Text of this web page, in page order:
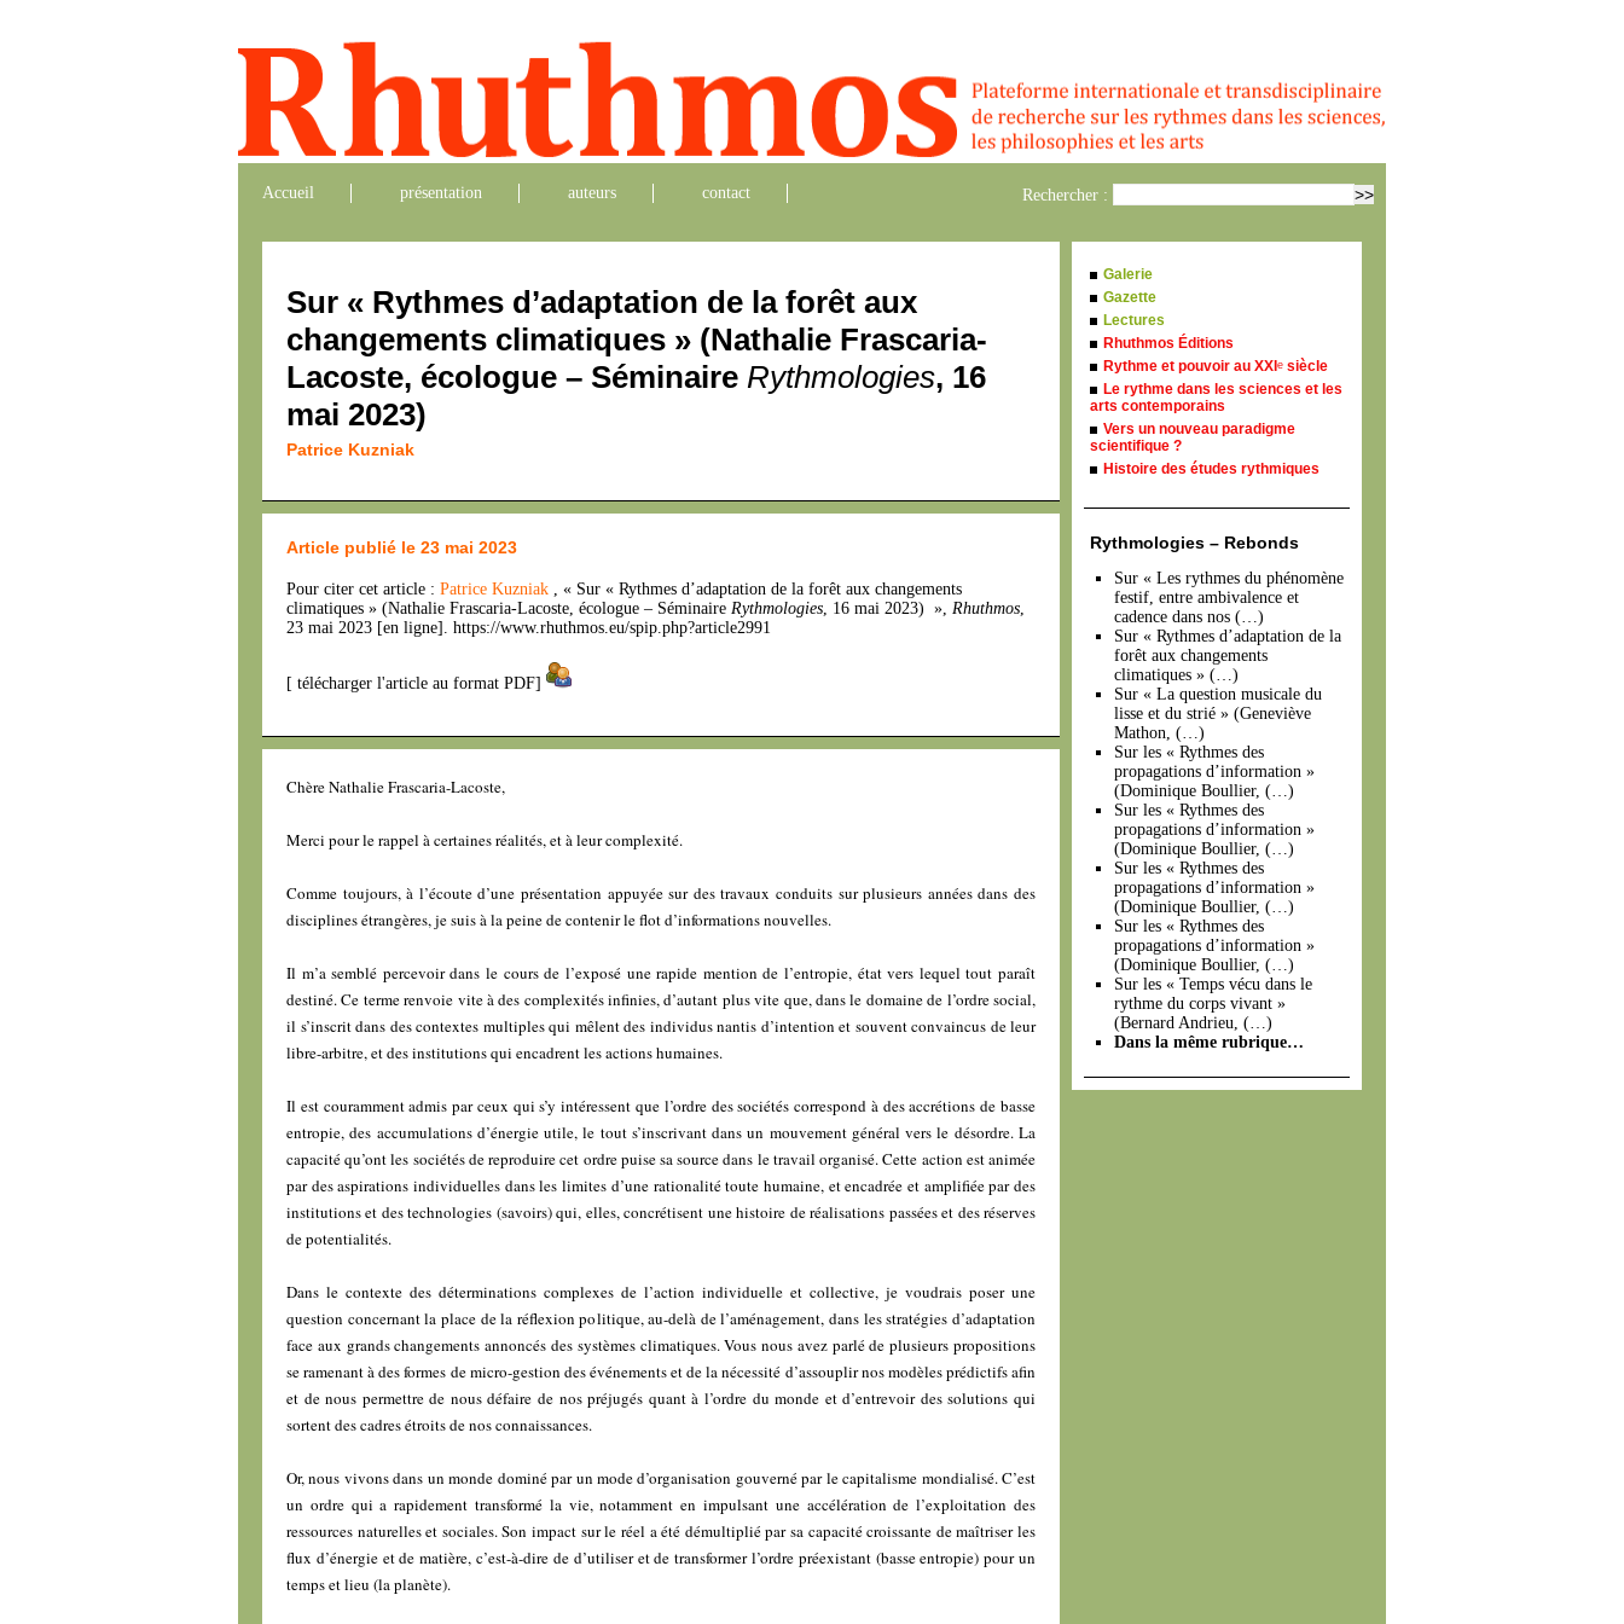
Accueil présentation auteurs contact Rechercher :
Sur « Rythmes d’adaptation de la forêt aux
changements climatiques » (Nathalie Frascaria-
Lacoste, écologue – Séminaire Rythmologies, 16
mai 2023)
Patrice Kuzniak
Article publié le 23 mai 2023
Pour citer cet article : Patrice Kuzniak , « Sur « Rythmes d’adaptation de la forêt aux changements
climatiques » (Nathalie Frascaria-Lacoste, écologue – Séminaire Rythmologies, 16 mai 2023) », Rhuthmos,
23 mai 2023 [en ligne]. https://www.rhuthmos.eu/spip.php?article2991
[ télécharger l'article au format PDF]
Chère Nathalie Frascaria-Lacoste,
Merci pour le rappel à certaines réalités, et à leur complexité.
Comme toujours, à l’écoute d’une présentation appuyée sur des travaux conduits sur plusieurs années dans des
disciplines étrangères, je suis à la peine de contenir le flot d’informations nouvelles.
Il m’a semblé percevoir dans le cours de l’exposé une rapide mention de l’entropie, état vers lequel tout paraît
destiné. Ce terme renvoie vite à des complexités infinies, d’autant plus vite que, dans le domaine de l’ordre social,
il s’inscrit dans des contextes multiples qui mêlent des individus nantis d’intention et souvent convaincus de leur
libre-arbitre, et des institutions qui encadrent les actions humaines.
Il est couramment admis par ceux qui s’y intéressent que l’ordre des sociétés correspond à des accrétions de basse
entropie, des accumulations d’énergie utile, le tout s’inscrivant dans un mouvement général vers le désordre. La
capacité qu’ont les sociétés de reproduire cet ordre puise sa source dans le travail organisé. Cette action est animée
par des aspirations individuelles dans les limites d’une rationalité toute humaine, et encadrée et amplifiée par des
institutions et des technologies (savoirs) qui, elles, concrétisent une histoire de réalisations passées et des réserves
de potentialités.
Dans le contexte des déterminations complexes de l’action individuelle et collective, je voudrais poser une
question concernant la place de la réflexion politique, au-delà de l’aménagement, dans les stratégies d’adaptation
face aux grands changements annoncés des systèmes climatiques. Vous nous avez parlé de plusieurs propositions
se ramenant à des formes de micro-gestion des événements et de la nécessité d’assouplir nos modèles prédictifs afin
et de nous permettre de nous défaire de nos préjugés quant à l’ordre du monde et d’entrevoir des solutions qui
sortent des cadres étroits de nos connaissances.
Or, nous vivons dans un monde dominé par un mode d’organisation gouverné par le capitalisme mondialisé. C’est
un ordre qui a rapidement transformé la vie, notamment en impulsant une accélération de l’exploitation des
ressources naturelles et sociales. Son impact sur le réel a été démultiplié par sa capacité croissante de maîtriser les
flux d’énergie et de matière, c’est-à-dire de d’utiliser et de transformer l’ordre préexistant (basse entropie) pour un
temps et lieu (la planète).
Galerie
Gazette
Lectures
Rhuthmos Éditions
Rythme et pouvoir au XXI e siècle
Le rythme dans les sciences et les
arts contemporains
Vers un nouveau paradigme
scientifique ?
Histoire des études rythmiques
Rythmologies – Rebonds
Sur « Les rythmes du phénomène
festif, entre ambivalence et
cadence dans nos (…)
Sur « Rythmes d’adaptation de la
forêt aux changements
climatiques » (…)
Sur « La question musicale du
lisse et du strié » (Geneviève
Mathon, (…)
Sur les « Rythmes des
propagations d’information »
(Dominique Boullier, (…)
Sur les « Rythmes des
propagations d’information »
(Dominique Boullier, (…)
Sur les « Rythmes des
propagations d’information »
(Dominique Boullier, (…)
Sur les « Rythmes des
propagations d’information »
(Dominique Boullier, (…)
Sur les « Temps vécu dans le
rythme du corps vivant »
(Bernard Andrieu, (…)
Dans la même rubrique…